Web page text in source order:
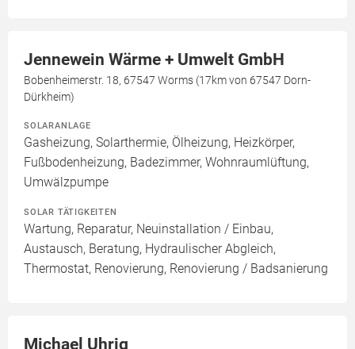
Jennewein Wärme + Umwelt GmbH
Bobenheimerstr. 18, 67547 Worms (17km von 67547 Dorn-
Dürkheim)
SOLARANLAGE
Gasheizung, Solarthermie, Ölheizung, Heizkörper,
Fußbodenheizung, Badezimmer, Wohnraumlüftung,
Umwälzpumpe
SOLAR TÄTIGKEITEN
Wartung, Reparatur, Neuinstallation / Einbau,
Austausch, Beratung, Hydraulischer Abgleich,
Thermostat, Renovierung, Renovierung / Badsanierung
Michael Uhrig